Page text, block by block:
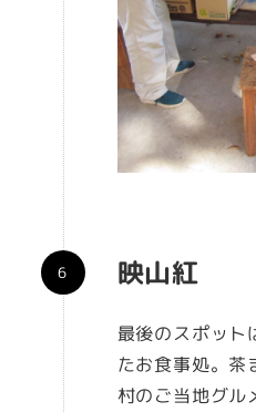
映山紅
最後のスポット
たお食事処。茶
村のご当地グル